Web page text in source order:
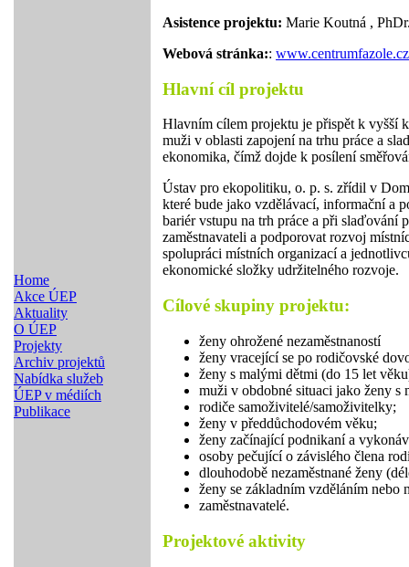
Home
Akce ÚEP
Aktuality
O ÚEP
Projekty
Archiv projektů
Nabídka služeb
ÚEP v médiích
Publikace
Asistence projektu: Marie Koutná ,
Webová stránka::
Hlavní cíl projektu
Hlavním cílem projektu je přispět k vyšší
muži v oblasti zapojení na trhu práce a
ekonomika, čímž dojde k posílení
Ústav pro ekopolitiku, o. p. s. zřídil v
které bude jako vzdělávací, informační a
bariér vstupu na trh práce a při slaďování
zaměstnavateli a podporovat rozvoj
spolupráci místních organizací a
ekonomické složky udržitelného rozvoje.
Cílové skupiny projektu:
ženy ohrožené nezaměstnaností
ženy vracející se po rodičovské
ženy s malými dětmi (do 15 let
muži v obdobné situaci jako ženy s
rodiče samoživitelé/samoživitelky;
ženy v předdůchodovém věku;
ženy začínající podnikaní a
osoby pečující o závislého člena
dlouhodobě nezaměstnané ženy
ženy se základním vzděláním
zaměstnavatelé.
Projektové aktivity